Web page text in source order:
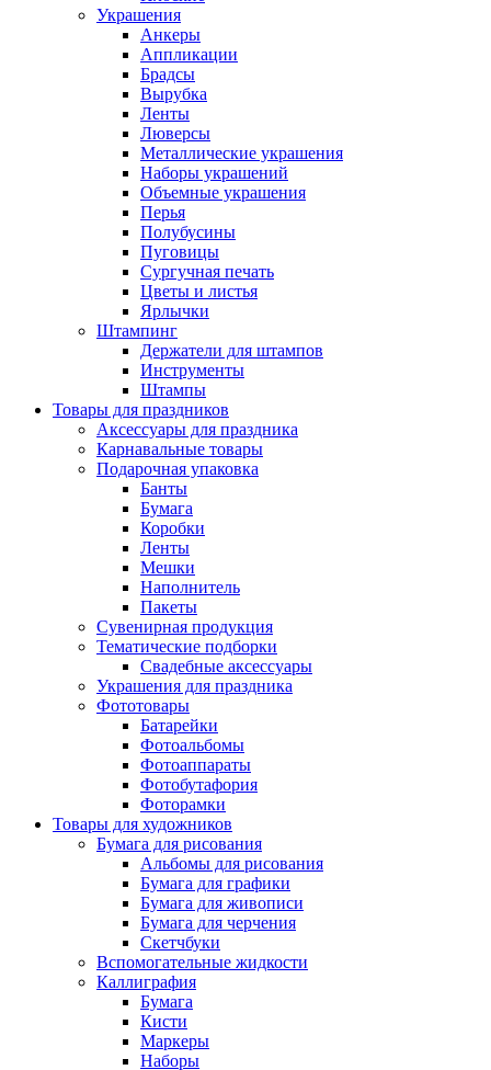
Украшения
Анкеры
Аппликации
Брадсы
Вырубка
Ленты
Люверсы
Металлические украшения
Наборы украшений
Объемные украшения
Перья
Полубусины
Пуговицы
Сургучная печать
Цветы и листья
Ярлычки
Штампинг
Держатели для штампов
Инструменты
Штампы
Товары для праздников
Аксессуары для праздника
Карнавальные товары
Подарочная упаковка
Банты
Бумага
Коробки
Ленты
Мешки
Наполнитель
Пакеты
Сувенирная продукция
Тематические подборки
Свадебные аксессуары
Украшения для праздника
Фототовары
Батарейки
Фотоальбомы
Фотоаппараты
Фотобутафория
Фоторамки
Товары для художников
Бумага для рисования
Альбомы для рисования
Бумага для графики
Бумага для живописи
Бумага для черчения
Скетчбуки
Вспомогательные жидкости
Каллиграфия
Бумага
Кисти
Маркеры
Наборы